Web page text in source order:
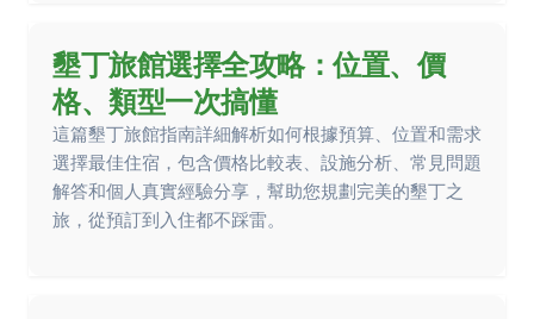
墾丁旅館選擇全攻略：位置、價
格、類型一次搞懂
這篇墾丁旅館指南詳細解析如何根據預算、位置和需求
選擇最佳住宿，包含價格比較表、設施分析、常見問題
解答和個人真實經驗分享，幫助您規劃完美的墾丁之
旅，從預訂到入住都不踩雷。